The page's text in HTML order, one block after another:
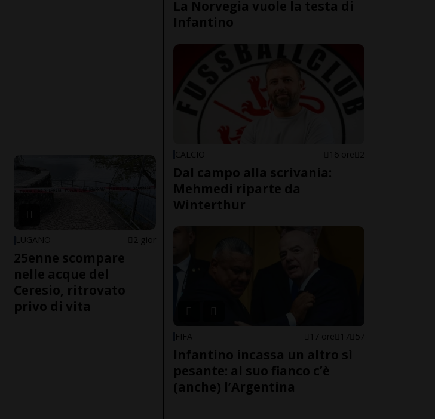
LUGANO 2 gior
25enne scompare
nelle acque del
Ceresio, ritrovato
privo di vita
La Norvegia vuole la testa di
Infantino
CALCIO 16 ore 2
Dal campo alla scrivania:
Mehmedi riparte da
Winterthur
FIFA 17 ore 17 57
Infantino incassa un altro sì
pesante: al suo fianco c’è
(anche) l’Argentina